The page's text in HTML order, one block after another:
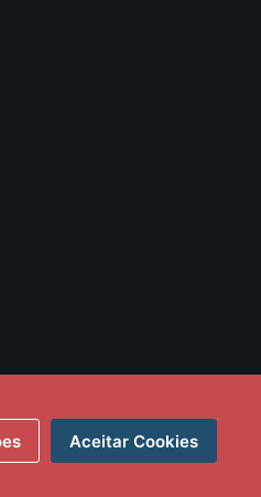
Aceitar Cookies